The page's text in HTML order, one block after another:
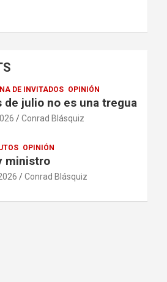
DE INVITADOS OPINIÓN
de julio no es una tregua
Conrad Blásquiz
OPINIÓN
ministro
Conrad Blásquiz